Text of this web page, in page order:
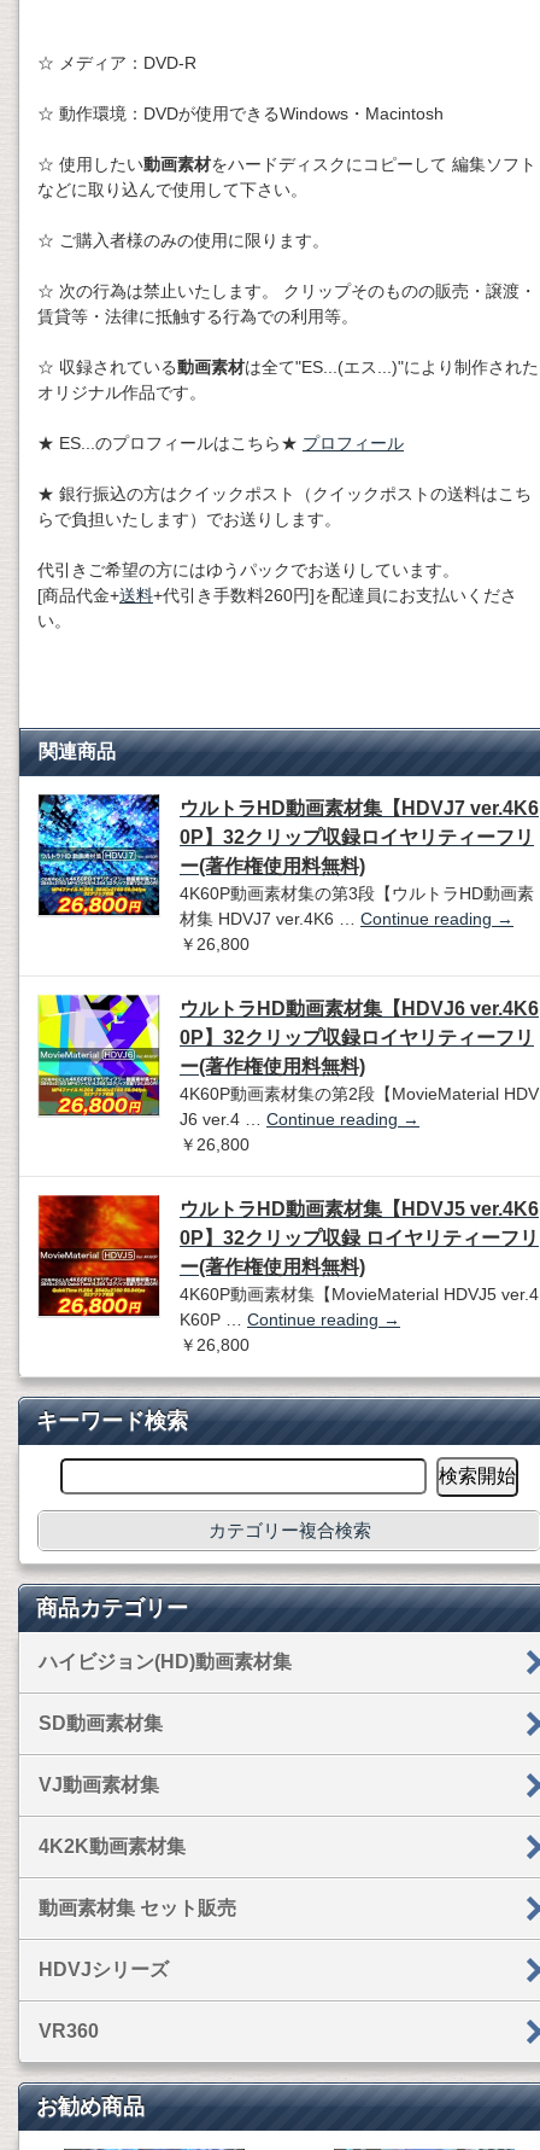
☆ メディア：DVD-R
☆ 動作環境：DVDが使用できるWindows・Macintosh
☆ 使用したい動画素材をハードディスクにコピーして 編集ソフト
などに取り込んで使用して下さい。
☆ ご購入者様のみの使用に限ります。
☆ 次の行為は禁止いたします。 クリップそのものの販売・譲渡・
賃貸等・法律に抵触する行為での利用等。
☆ 収録されている動画素材は全て"ES...(エス...)"により制作された
オリジナル作品です。
★ ES...のプロフィールはこちら★ プロフィール
★ 銀行振込の方はクイックポスト（クイックポストの送料はこち
らで負担いたします）でお送りします。
代引きご希望の方にはゆうパックでお送りしています。
[商品代金+送料+代引き手数料260円]を配達員にお支払いくださ
い。
関連商品
ウルトラHD動画素材集【HDVJ7 ver.4K6
0P】32クリップ収録ロイヤリティーフリ
ー(著作権使用料無料)
4K60P動画素材集の第3段【ウルトラHD動画素
材集 HDVJ7 ver.4K6 … Continue reading →
￥26,800
ウルトラHD動画素材集【HDVJ6 ver.4K6
0P】32クリップ収録ロイヤリティーフリ
ー(著作権使用料無料)
4K60P動画素材集の第2段【MovieMaterial HDV
J6 ver.4 … Continue reading →
￥26,800
ウルトラHD動画素材集【HDVJ5 ver.4K6
0P】32クリップ収録 ロイヤリティーフリ
ー(著作権使用料無料)
4K60P動画素材集【MovieMaterial HDVJ5 ver.4
K60P … Continue reading →
￥26,800
キーワード検索
カテゴリー複合検索
商品カテゴリー
ハイビジョン(HD)動画素材集
SD動画素材集
VJ動画素材集
4K2K動画素材集
動画素材集 セット販売
HDVJシリーズ
VR360
お勧め商品